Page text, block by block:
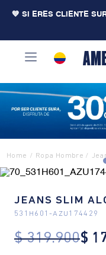
💙 SI ERES CLIENTE
Ropa Hombre
JEANS SLIM
531H601-AZU174429
$ 319.900$